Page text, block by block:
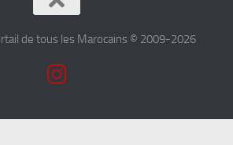
de tous les Marocains © 2009-2026